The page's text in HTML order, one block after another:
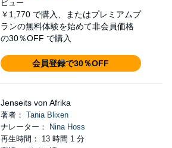
ビュー
￥1,770 で購入、またはプレミアムプ
ランの無料体験を始めて非会員価格
の30％OFF で購入
会員登録で30％OFF
Jenseits von Afrika
著者： Tania Blixen
ナレーター：
Nina Hoss
再生時間： 13 時間 1 分